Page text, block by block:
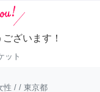
ざいます！
ット
性 / / 東京都